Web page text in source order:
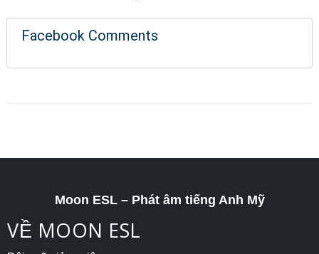
Facebook Comments
Moon ESL – Phát âm tiếng Anh Mỹ
VỀ MOON ESL